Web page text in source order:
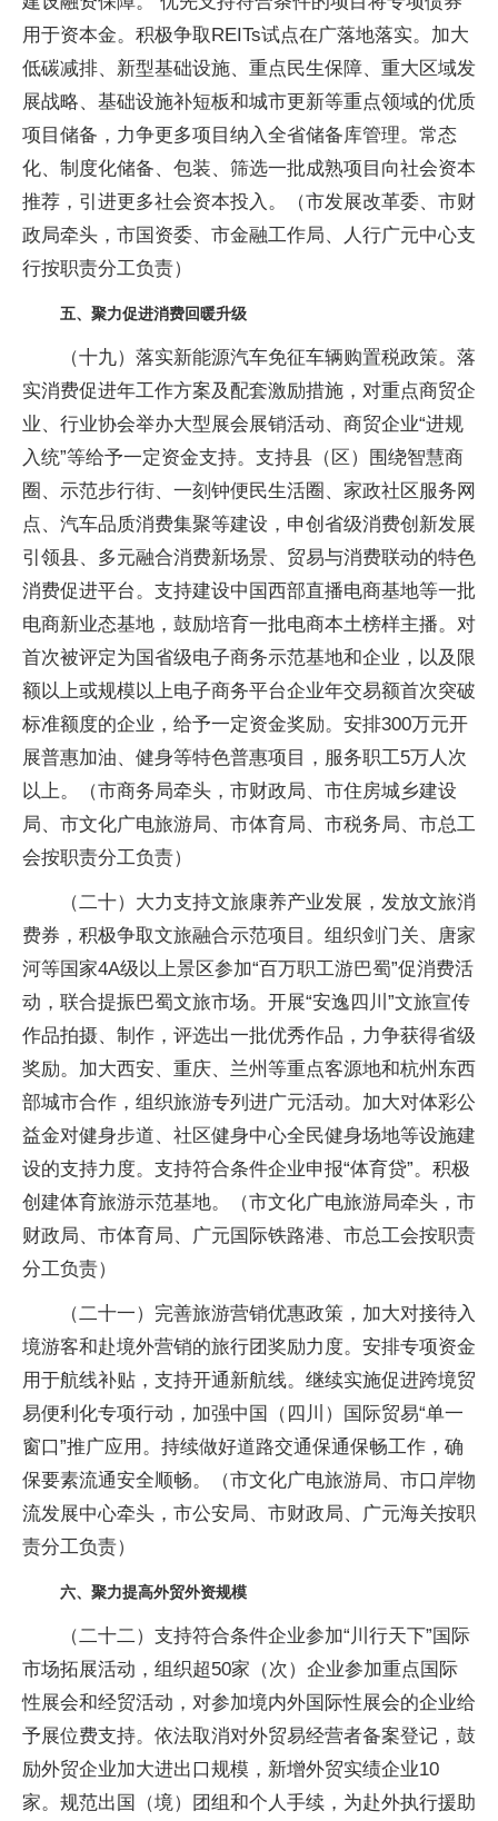
用于资本金。积极争取REITs试点在广落地落实。加大
低碳减排、新型基础设施、重点民生保障、重大区域发
展战略、基础设施补短板和城市更新等重点领域的优质
项目储备，力争更多项目纳入全省储备库管理。常态
化、制度化储备、包装、筛选一批成熟项目向社会资本
推荐，引进更多社会资本投入。（市发展改革委、市财
政局牵头，市国资委、市金融工作局、人行广元中心支
行按职责分工负责）
五、聚力促进消费回暖升级
（十九）落实新能源汽车免征车辆购置税政策。落
实消费促进年工作方案及配套激励措施，对重点商贸企
业、行业协会举办大型展会展销活动、商贸企业“进规
入统”等给予一定资金支持。支持县（区）围绕智慧商
圈、示范步行街、一刻钟便民生活圈、家政社区服务网
点、汽车品质消费集聚等建设，申创省级消费创新发展
引领县、多元融合消费新场景、贸易与消费联动的特色
消费促进平台。支持建设中国西部直播电商基地等一批
电商新业态基地，鼓励培育一批电商本土榜样主播。对
首次被评定为国省级电子商务示范基地和企业，以及限
额以上或规模以上电子商务平台企业年交易额首次突破
标准额度的企业，给予一定资金奖励。安排300万元开
展普惠加油、健身等特色普惠项目，服务职工5万人次
以上。（市商务局牵头，市财政局、市住房城乡建设
局、市文化广电旅游局、市体育局、市税务局、市总工
会按职责分工负责）
（二十）大力支持文旅康养产业发展，发放文旅消
费券，积极争取文旅融合示范项目。组织剑门关、唐家
河等国家4A级以上景区参加“百万职工游巴蜀”促消费活
动，联合提振巴蜀文旅市场。开展“安逸四川”文旅宣传
作品拍摄、制作，评选出一批优秀作品，力争获得省级
奖励。加大西安、重庆、兰州等重点客源地和杭州东西
部城市合作，组织旅游专列进广元活动。加大对体彩公
益金对健身步道、社区健身中心全民健身场地等设施建
设的支持力度。支持符合条件企业申报“体育贷”。积极
创建体育旅游示范基地。（市文化广电旅游局牵头，市
财政局、市体育局、广元国际铁路港、市总工会按职责
分工负责）
（二十一）完善旅游营销优惠政策，加大对接待入
境游客和赴境外营销的旅行团奖励力度。安排专项资金
用于航线补贴，支持开通新航线。继续实施促进跨境贸
易便利化专项行动，加强中国（四川）国际贸易“单一
窗口”推广应用。持续做好道路交通保通保畅工作，确
保要素流通安全顺畅。（市文化广电旅游局、市口岸物
流发展中心牵头，市公安局、市财政局、广元海关按职
责分工负责）
六、聚力提高外贸外资规模
（二十二）支持符合条件企业参加“川行天下”国际
市场拓展活动，组织超50家（次）企业参加重点国际
性展会和经贸活动，对参加境内外国际性展会的企业给
予展位费支持。依法取消对外贸易经营者备案登记，鼓
励外贸企业加大进出口规模，新增外贸实绩企业10
家。规范出国（境）团组和个人手续，为赴外执行援助